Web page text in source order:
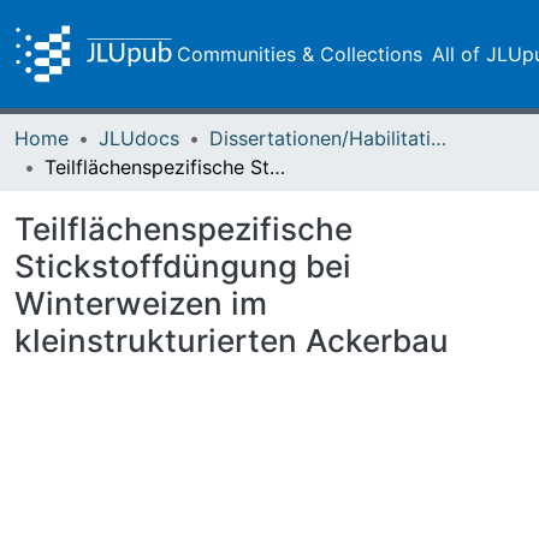
Communities & Collections All of
Home JLUdocs
Dissertationen/Habilitationen
Teilflächenspezifische Stickstoffdüngung bei Winterweizen im kleinstrukturierten Ackerbau
Teilflächenspezifische
Stickstoffdüngung bei
Winterweizen im
kleinstrukturierten Ackerbau